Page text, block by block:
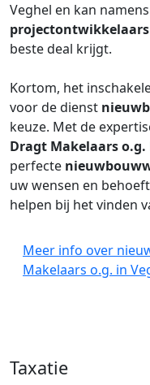
Veghel en kan
projectontwikkelaars
beste deal krijgt.
Kortom, het
voor de dienst
keuze. Met de
Dragt Makelaars o.g.
perfecte
uw wensen en
helpen bij het vinden
Meer info over
Makelaars o.g. in
Taxatie